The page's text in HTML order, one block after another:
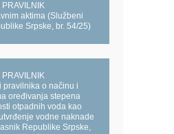
PRAVILNIK
aktima (Službeni
Srpske, br. 54/25)
PRAVILNIK
pravilnika o načinu i
oređivanja stepena
otpadnih voda kao
vodne naknade
Republike Srpske,